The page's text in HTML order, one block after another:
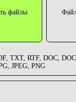
файлы
TXT, RTF, DOC,
JPEG, PNG